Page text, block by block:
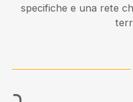
specifiche e una rete